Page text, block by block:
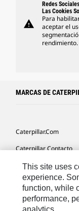
warning
Redes Sociales
Las Cookies
Para
aceptar el
rendimiento.
MARCAS DE
Caterpillar.com
Caterpillar Contacto
Mis Preferencias De
Site Map
Cookie Settings
This site uses
experience.
function, while
performance,
analytics.